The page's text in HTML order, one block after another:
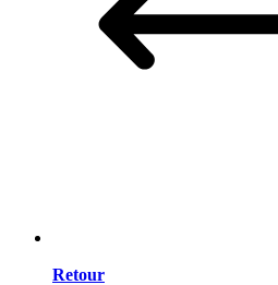
Retour